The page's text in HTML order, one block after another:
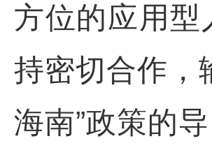
方位的应用
持密切合作，
海南”政策的